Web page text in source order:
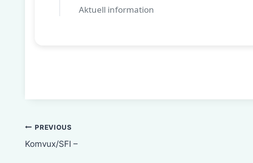
Aktuell information
Inläggsnavigering
PREVIOUS
Komvux/SFI –